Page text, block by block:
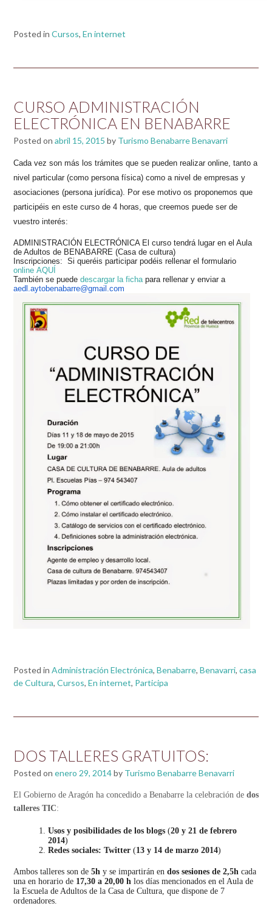
Posted in Cursos, En internet
CURSO ADMINISTRACIÓN
ELECTRÓNICA EN BENABARRE
Posted on abril 15, 2015 by Turismo Benabarre Benavarri
Cada vez son más los trámites que se pueden realizar online, tanto a
nivel particular (como persona física) como a nivel de empresas y
asociaciones (persona jurídica). Por ese motivo os proponemos que
participéis en este curso de 4 horas, que creemos puede ser de
vuestro interés:
ADMINISTRACIÓN ELECTRÓNICA El curso tendrá lugar en el Aula
de Adultos de BENABARRE (Casa de cultura)
Inscripciones: Si queréis participar podéis rellenar el formulario
online AQUÍ
También se puede descargar la ficha para rellenar y enviar a
aedl.aytobenabarre@gmail.com
Posted in Administración Electrónica, Benabarre, Benavarri, casa
de Cultura, Cursos, En internet, Participa
DOS TALLERES GRATUITOS:
Posted on enero 29, 2014by Turismo Benabarre Benavarri
El Gobierno de Aragón ha concedido a Benabarre la celebración de dos
talleres TIC:
Usos y posibilidades de los blogs (20 y 21 de febrero
2014)
Redes sociales: Twitter (13 y 14 de marzo 2014)
Ambos talleres son de 5h y se impartirán en dos sesiones de 2,5h cada
una en horario de 17,30 a 20,00 h los días mencionados en el Aula de
la Escuela de Adultos de la Casa de Cultura, que dispone de 7
ordenadores.